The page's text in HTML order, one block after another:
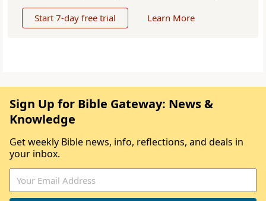
Start 7-day free trial Learn More
Sign Up for Bible Gateway: News &
Knowledge
Get weekly Bible news, info, reflections, and deals in
your inbox.